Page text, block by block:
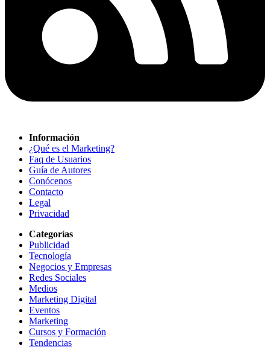
Información
¿Qué es el Marketing?
Faq de Usuarios
Guía de Autores
Conócenos
Contacto
Legal
Privacidad
Categorías
Publicidad
Tecnología
Negocios y Empresas
Redes Sociales
Medios
Marketing Digital
Eventos
Marketing
Cursos y Formación
Tendencias